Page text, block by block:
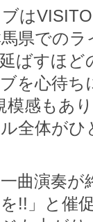
は
県での
ばすほ
を心待
模感もあ
全体が
曲演奏
!!」と催